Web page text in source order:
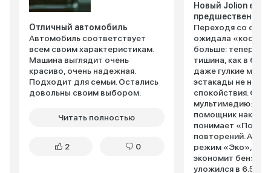
Отличный автомобиль
Автомобиль соответствует
всем своим характеристикам.
Машина выглядит очень
красиво, очень надежная.
Подходит для семьи. Остались
довольны своим выбором.
Читать полностью
2 0
Новый Jolion еще
Переходя со
ожидала
больше: теперь в
тишина, как в
даже гулкие
эстакады не
спокойствия.
мультимедию:
помощник
понимает
повторений. А
режим «Эко»,
экономит бензин
уложился в 6.5